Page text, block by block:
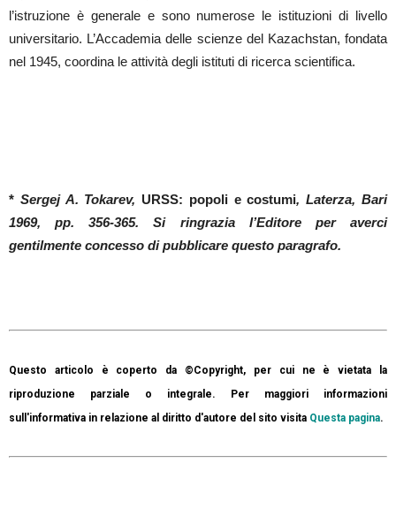
l’istruzione è generale e sono numerose le istituzioni di livello
universitario. L’Accademia delle scienze del Kazachstan, fondata
nel 1945, coordina le attività degli istituti di ricerca scientifica.
* Sergej A. Tokarev, URSS: popoli e costumi, Laterza, Bari
1969, pp. 356-365. Si ringrazia l’Editore per averci
gentilmente concesso di pubblicare questo paragrafo.
Questo articolo è coperto da ©Copyright, per cui ne è vietata la
riproduzione parziale o integrale. Per maggiori informazioni
sull'informativa in relazione al diritto d'autore del sito visita Questa pagina.